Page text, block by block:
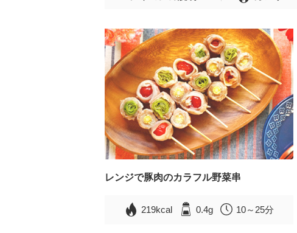
レンジで豚肉のカラフル野菜串
219kcal 0.4g 10～25分